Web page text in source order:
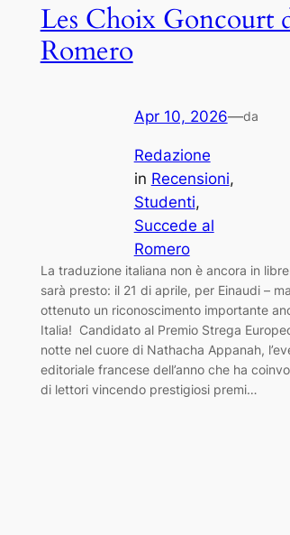
Les Choix Goncourt
Romero
Apr 10, 2026—da
Redazione
in Recensioni
Studenti
Succede al
Romero
La traduzione italiana non è ancora in
sarà presto: il 21 di aprile, per Einaudi –
ottenuto un riconoscimento importante
Italia! Candidato al Premio Strega
notte nel cuore di Nathacha Appanah,
editoriale francese dell’anno che ha
di lettori vincendo prestigiosi premi…